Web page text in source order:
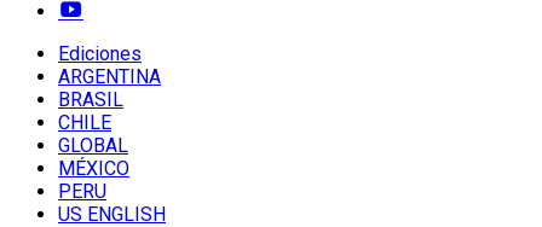
Ediciones
ARGENTINA
BRASIL
CHILE
GLOBAL
MÉXICO
PERU
US ENGLISH